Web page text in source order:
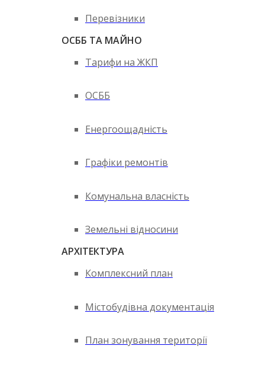
Перевізники
ОСББ ТА МАЙНО
Тарифи на ЖКП
ОСББ
Енергоощадність
Графіки ремонтів
Комунальна власність
Земельні відносини
АРХІТЕКТУРА
Комплексний план
Містобудівна документація
План зонування території